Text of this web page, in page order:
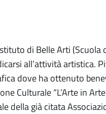
di Belle Arti (Scuola
all’attività artistica.
dove ha ottenuto
Culturale “L’Arte in
della già citata